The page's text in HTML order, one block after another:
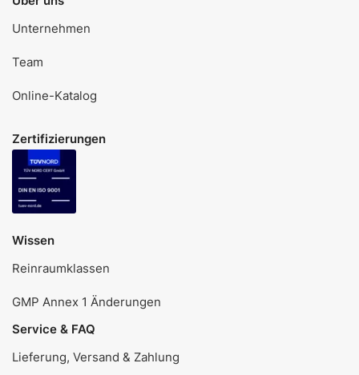
Unternehmen
Team
Online-Katalog
Zertifizierungen
Wissen
Reinraumklassen
GMP Annex 1 Änderungen
Service & FAQ
Lieferung, Versand & Zahlung